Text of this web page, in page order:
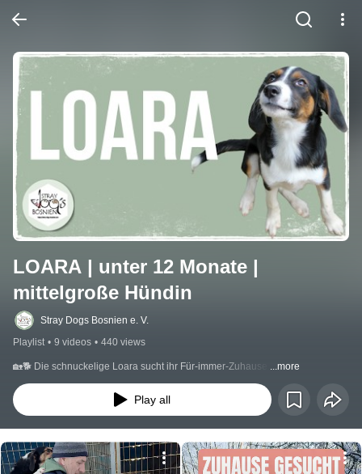
LOARA | unter 12 Monate |
mittelgroße Hündin
Stray Dogs Bosnien e. V.
Playlist • 9 videos • 440 views
🏡🐕 Die schnuckelige Loara sucht ihr Für-immer-Zuhause. ...more
Play all